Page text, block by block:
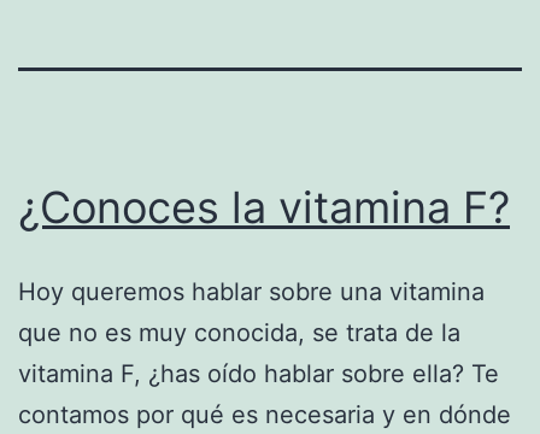
¿Conoces la vitamina F?
Hoy queremos hablar sobre una vitamina
que no es muy conocida, se trata de la
vitamina F, ¿has oído hablar sobre ella? Te
contamos por qué es necesaria y en dónde